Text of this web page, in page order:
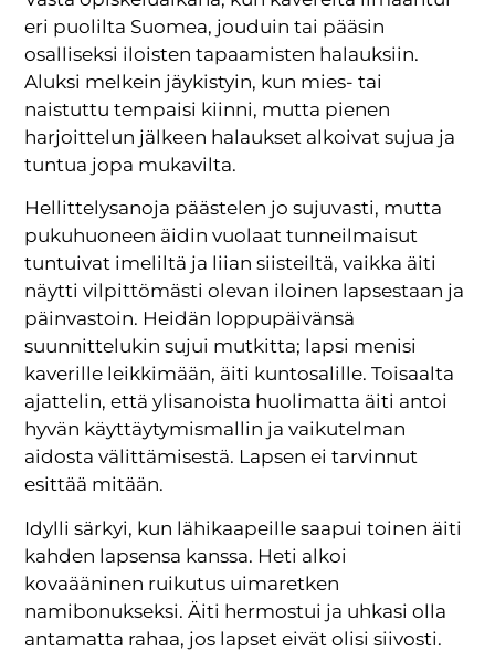
eri puolilta Suomea, jouduin tai pääsin
osalliseksi iloisten tapaamisten halauksiin.
Aluksi melkein jäykistyin, kun mies- tai
naistuttu tempaisi kiinni, mutta pienen
harjoittelun jälkeen halaukset alkoivat sujua ja
tuntua jopa mukavilta.
Hellittelysanoja päästelen jo sujuvasti, mutta
pukuhuoneen äidin vuolaat tunneilmaisut
tuntuivat imeliltä ja liian siisteiltä, vaikka äiti
näytti vilpittömästi olevan iloinen lapsestaan ja
päinvastoin. Heidän loppupäivänsä
suunnittelukin sujui mutkitta; lapsi menisi
kaverille leikkimään, äiti kuntosalille. Toisaalta
ajattelin, että ylisanoista huolimatta äiti antoi
hyvän käyttäytymismallin ja vaikutelman
aidosta välittämisestä. Lapsen ei tarvinnut
esittää mitään.
Idylli särkyi, kun lähikaapeille saapui toinen äiti
kahden lapsensa kanssa. Heti alkoi
kovaääninen ruikutus uimaretken
namibonukseksi. Äiti hermostui ja uhkasi olla
antamatta rahaa, jos lapset eivät olisi siivosti.